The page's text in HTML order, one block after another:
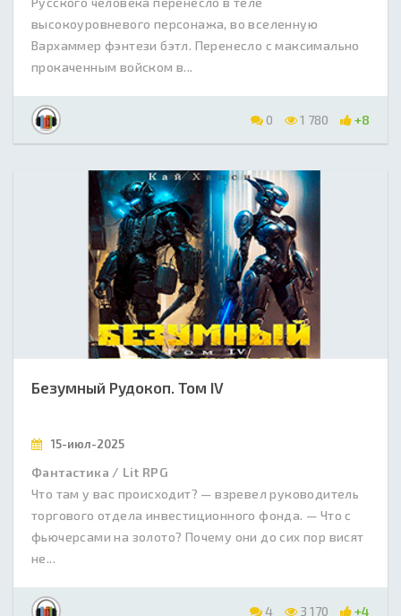
высокоуровневого персонажа, во вселенную
Вархаммер фэнтези бэтл. Перенесло с максимально
прокаченным войском в...
0 1 780 +8
Безумный Рудокоп. Том IV
15-июл-2025
Фантастика / Lit RPG
Что там у вас происходит? — взревел руководитель
торгового отдела инвестиционного фонда. — Что с
фьючерсами на золото? Почему они до сих пор висят
не...
4 3 170 +4